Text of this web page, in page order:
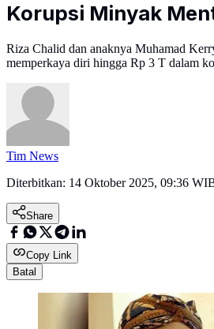
Korupsi Minyak
Riza Chalid dan anaknya Muhamad
memperkaya diri hingga Rp 3 T dalam
Tim News
Diterbitkan: 14 Oktober 2025, 09:36
Share
Copy Link
Batal